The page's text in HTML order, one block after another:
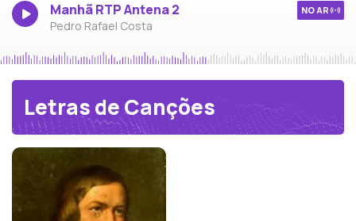
Manhã RTP Antena 2
Pedro Rafael Costa
NO AR
Letras de Canções